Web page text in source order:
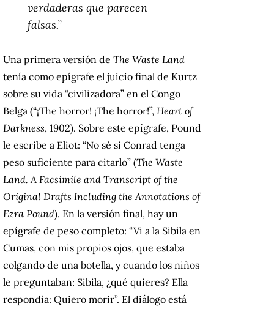
verdaderas que parecen
falsas.”
Una primera versión de The Waste Land
tenía como epígrafe el juicio final de Kurtz
sobre su vida “civilizadora” en el Congo
Belga (“¡The horror! ¡The horror!”, Heart of
Darkness, 1902). Sobre este epígrafe, Pound
le escribe a Eliot: “No sé si Conrad tenga
peso suficiente para citarlo” (The Waste
Land. A Facsimile and Transcript of the
Original Drafts Including the Annotations of
Ezra Pound). En la versión final, hay un
epígrafe de peso completo: “Vi a la Sibila en
Cumas, con mis propios ojos, que estaba
colgando de una botella, y cuando los niños
le preguntaban: Sibila, ¿qué quieres? Ella
respondía: Quiero morir”. El diálogo está